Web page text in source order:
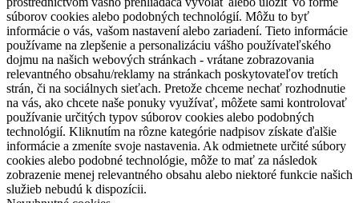
súborov cookies alebo podobných technológií. Môžu to byť
informácie o vás, vašom nastavení alebo zariadení. Tieto informácie
používame na zlepšenie a personalizáciu vášho používateľského
dojmu na našich webových stránkach - vrátane zobrazovania
relevantného obsahu/reklamy na stránkach poskytovateľov tretích
strán, či na sociálnych sieťach. Pretože chceme nechať rozhodnutie
na vás, ako chcete naše ponuky využívať, môžete sami kontrolovať
používanie určitých typov súborov cookies alebo podobných
technológií. Kliknutím na rôzne kategórie nadpisov získate ďalšie
informácie a zmeníte svoje nastavenia. Ak odmietnete určité súbory
cookies alebo podobné technológie, môže to mať za následok
zobrazenie menej relevantného obsahu alebo niektoré funkcie našich
služieb nebudú k dispozícii.